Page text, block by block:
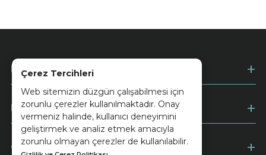
Çerez Tercihleri
Web sitemizin düzgün çalışabilmesi için
zorunlu çerezler kullanılmaktadır. Onay
vermeniz halinde, kullanıcı deneyimini
geliştirmek ve analiz etmek amacıyla
zorunlu olmayan çerezler de kullanılabilir.
Kurumsal
Müşteri Hizmetleri
Ödeme